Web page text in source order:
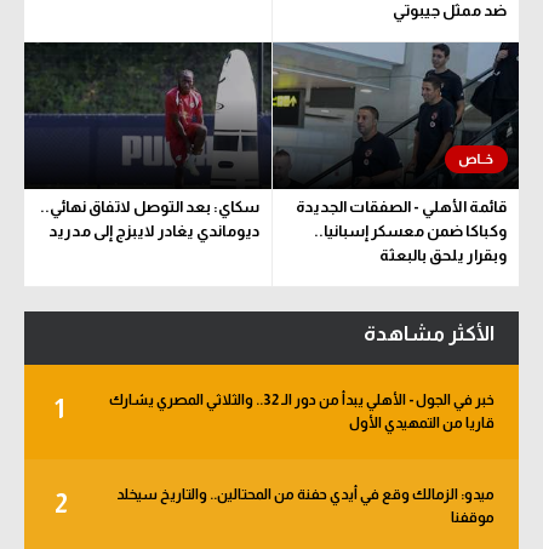
ضد ممثل جيبوتي
قائمة الأهلي - الصفقات الجديدة
وكباكا ضمن معسكر إسبانيا..
وبقرار يلحق بالبعثة
سكاي: بعد التوصل لاتفاق نهائي..
ديوماندي يغادر لايبزج إلى مدريد
الأكثر مشاهدة
1
خبر في الجول - الأهلي يبدأ من دور الـ 32.. والثلاثي المصري يشارك
قاريا من التمهيدي الأول
2
ميدو: الزمالك وقع في أيدي حفنة من المحتالين.. والتاريخ سيخلد
موقفنا